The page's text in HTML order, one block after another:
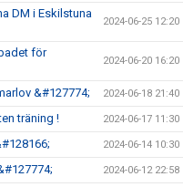
DM i Eskilstuna
2024-06-25 12:20
för
2024-06-20 16:20
&#127774; 2024-06-18 21:40
träning ! 2024-06-17 11:30
2024-06-14 10:30
2024-06-12 22:58